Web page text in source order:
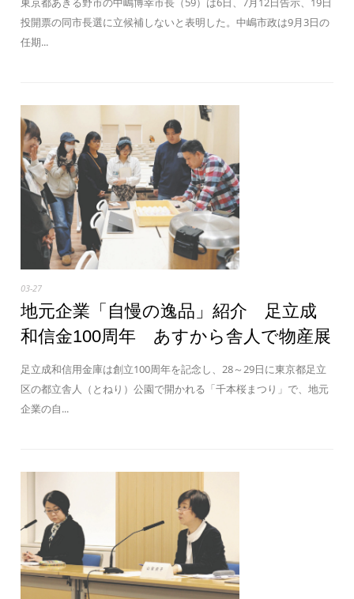
東京都あきる野市の中嶋博幸市長（59）は6日、7月12日告示、19日
投開票の同市長選に立候補しないと表明した。中嶋市政は9月3日の
任期...
03-27
地元企業「自慢の逸品」紹介 足立成
和信金100周年 あすから舎人で物産展
足立成和信用金庫は創立100周年を記念し、28～29日に東京都足立
区の都立舎人（とねり）公園で開かれる「千本桜まつり」で、地元
企業の自...